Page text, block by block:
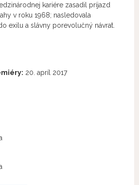
kariére zasadil príjazd
v roku 1968; nasledovala
exilu a slávny porevolučný návrat.
20. apríl 2017